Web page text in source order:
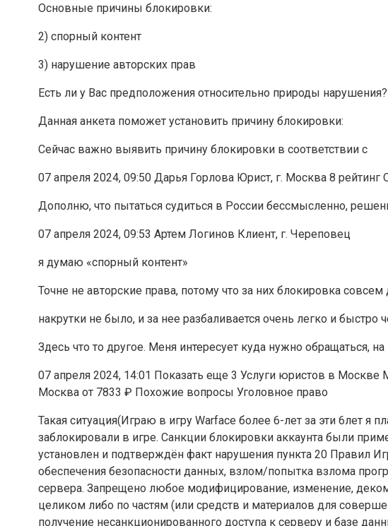
Основные причины блокировки:
2) спорный контент
3) нарушение авторских прав
Есть ли у Вас предположения относительно природы нарушения?
Данная анкета поможет установить причину блокировки:
Сейчас важно выявить причину блокировки в соответствии с
07 апреля 2024, 09:50 Дарья Горлова Юрист, г. Москва 8 рейтинг
Дополню, что пытаться судиться в России бессмысленно,
07 апреля 2024, 09:53 Артем Логинов Клиент, г. Череповец
я думаю «спорный контент»
Точне не авторские права, потому что за них блокировка
накрутки не было, и за нее разбаливается очень легко и быстро
Здесь что то другое. Меня интересует куда нужно обращаться,
07 апреля 2024, 14:01 Показать еще 3 Услуги юристов в
Москва от 7833 ₽ Похожие вопросы Уголовное право
Такая ситуация(Играю в игру Warface более 6-лет за эти 6лет я
заблокировали в игре. Санкции блокировки аккаунта были
установлен и подтверждён факт нарушения пункта 20 Правил
обеспечения безопасности данных, взлом/попытка взлома
сервера. Запрещено любое модифицирование, изменение,
целиком либо по частям (или средств и материалов для
получение несанкционированного доступа к серверу и базе